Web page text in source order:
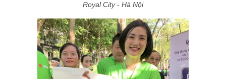
Royal City - Hà Nội